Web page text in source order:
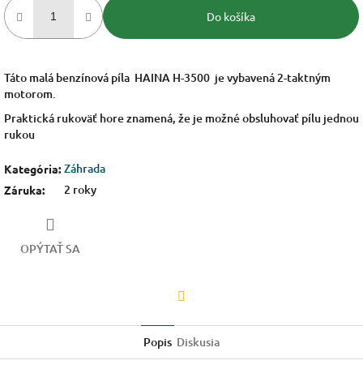
Do košíka
Táto malá benzínová píla HAINA H-3500 je vybavená 2-taktným
motorom.
Praktická rukoväť hore znamená, že je možné obsluhovať pílu jednou
rukou
Kategória: Záhrada
Záruka: 2 roky
OPÝTAŤ SA
Popis Diskusia